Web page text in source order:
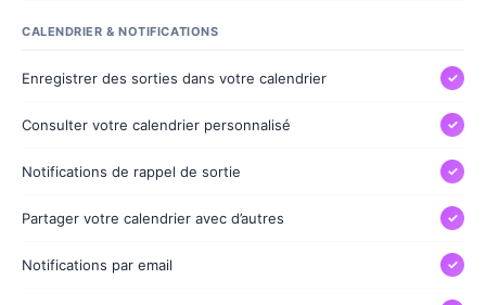
CALENDRIER & NOTIFICATIONS
Enregistrer des sorties dans votre calendrier ✓
Consulter votre calendrier personnalisé ✓
Notifications de rappel de sortie ✓
Partager votre calendrier avec d’autres ✓
Notifications par email ✓